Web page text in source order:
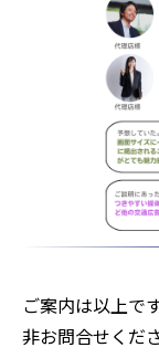
ご案内は以上で
非お問合せくだ